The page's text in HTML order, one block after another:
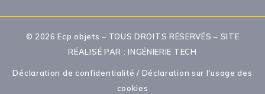
© 2026 Ecp objets – TOUS DROITS RÉSERVÉS – SITE
RÉALISÉ PAR :INGÉNIERIE TECH
Déclaration de confidentialité / Déclaration sur l'usage des
cookies